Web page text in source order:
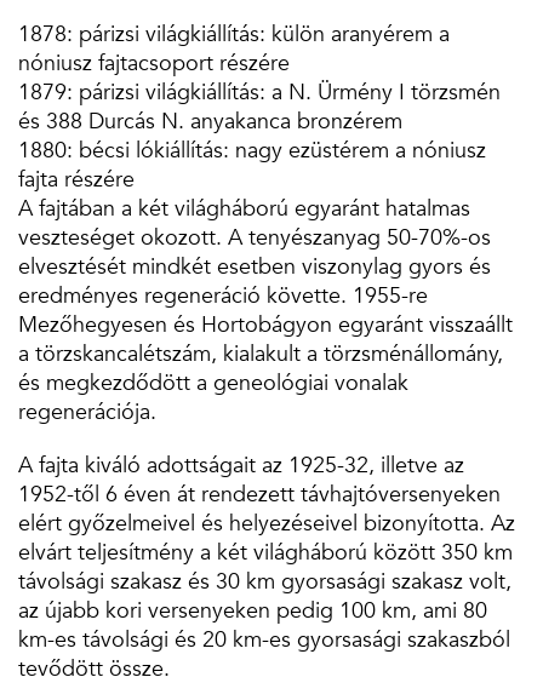
1878: párizsi világkiállítás: külön aranyérem a
nóniusz fajtacsoport részére
1879: párizsi világkiállítás: a N. Ürmény I törzs­mén
és 388 Durcás N. anyakanca bronzérem
1880: bécsi lókiállítás: nagy ezüstérem a nóniusz
fajta részére
A fajtában a két világháború egyaránt hatalmas
veszteséget okozott. A tenyészanyag 50-70%-os
elvesztését mindkét esetben viszonylag gyors és
eredményes regeneráció követte. 1955-re
Mezőhegyesen és Hortobágyon egyaránt visszaállt
a törzskancalétszám, kialakult a törzsménállomány,
és megkezdődött a geneológiai vonalak
regenerációja.
A fajta kiváló adottságait az 1925-32, illetve az
1952-től 6 éven át rendezett távhajtóversenyeken
elért győzelmeivel és helyezéseivel bizonyította. Az
elvárt teljesítmény a két világháború között 350 km
távolsági szakasz és 30 km gyorsasági szakasz volt,
az újabb kori versenyeken pedig 100 km, ami 80
km-es távolsági és 20 km-es gyorsasági szakaszból
tevődött össze.